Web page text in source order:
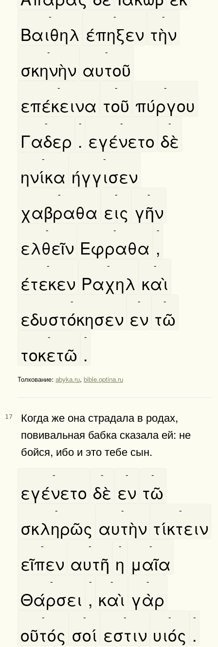
Βαιθηλ
-
έπηξεν
-
τὴν
-
σκηνὴν
-
αυτοῦ
-
επέκεινα
-
τοῦ
-
πύργου
-
Γαδερ
-
.
-
εγένετο
-
δὲ
-
ηνίκα
-
ήγγισεν
-
χαβραθα
-
εις
-
γῆν
-
ελθεῖν
-
Εφραθα
-
,
-
έτεκεν
-
Ραχηλ
-
καὶ
-
εδυστόκησεν
-
εν
-
τῶ
-
τοκετῶ
-
.
-
Толкование: abyka.ru, bible.optina.ru
17
Когда же она страдала в родах,
повивальная бабка сказала ей: не
бойся, ибо и это тебе сын.
εγένετο
-
δὲ
-
εν
-
τῶ
-
σκληρῶς
-
αυτὴν
-
τίκτειν
-
εῖπεν
-
αυτῆ
-
η
-
μαῖα
-
Θάρσει
-
,
-
καὶ
-
γὰρ
-
οῦτός
-
σοί
-
εστιν
-
υιός
-
.
-